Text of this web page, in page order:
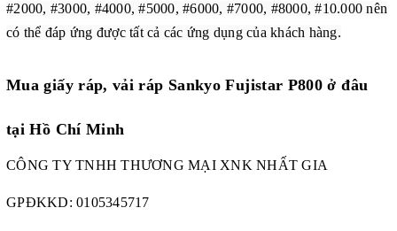
#2000, #3000, #4000, #5000, #6000, #7000, #8000, #10.000 nên
có thể đáp ứng được tất cả các ứng dụng của khách hàng.
Mua giấy ráp, vải ráp Sankyo Fujistar P800 ở đâu
tại Hồ Chí Minh
CÔNG TY TNHH THƯƠNG MẠI XNK NHẤT GIA
GPĐKKD: 0105345717